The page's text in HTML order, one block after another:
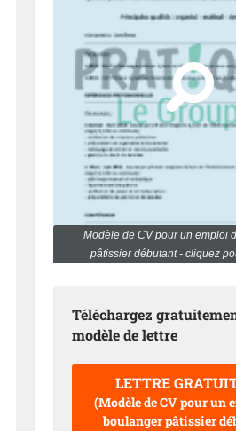
Modèle de CV pour un emploi
pâtissier débutant - cliquez
Téléchargez
modèle de lettre
LETTRE
(Modèle de CV pour un
boulanger pâtissier